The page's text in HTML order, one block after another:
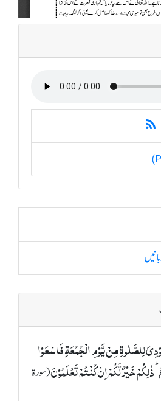
لِلصَّلٰوۃِ مِنۡ یَّوۡمِ الۡجُمُعَۃِ فَاسۡعَوۡا
ذٰلِکُمۡ خَیۡرٌ لَّکُمۡ اِنۡ کُنۡتُمۡ تَعۡلَمُوۡنَ(سورة